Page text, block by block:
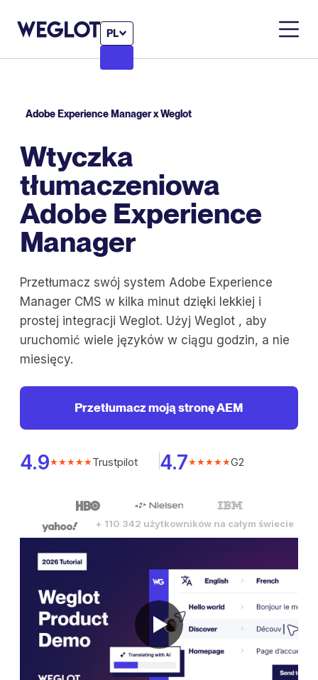
PL
Adobe Experience Manager x Weglot
Wtyczka
tłumaczeniowa
Adobe Experience
Manager
Przetłumacz swój system Adobe Experience
Manager CMS w kilka minut dzięki lekkiej i
prostej integracji Weglot. Użyj Weglot , aby
uruchomić wiele języków w ciągu godzin, a nie
miesięcy.
Przetłumacz moją stronę AEM
4.9★★★★★Trustpilot 4.7★★★★★G2
+ 110 342 użytkowników na całym świecie